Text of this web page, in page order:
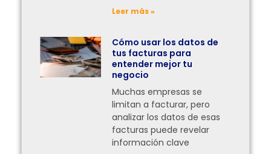
Leer más »
Cómo usar los datos de
tus facturas para
entender mejor tu
negocio
Muchas empresas se
limitan a facturar, pero
analizar los datos de esas
facturas puede revelar
información clave